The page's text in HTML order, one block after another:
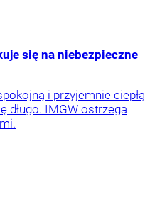
się na niebezpieczne
i przyjemnie ciepłą
długo. IMGW ostrzega